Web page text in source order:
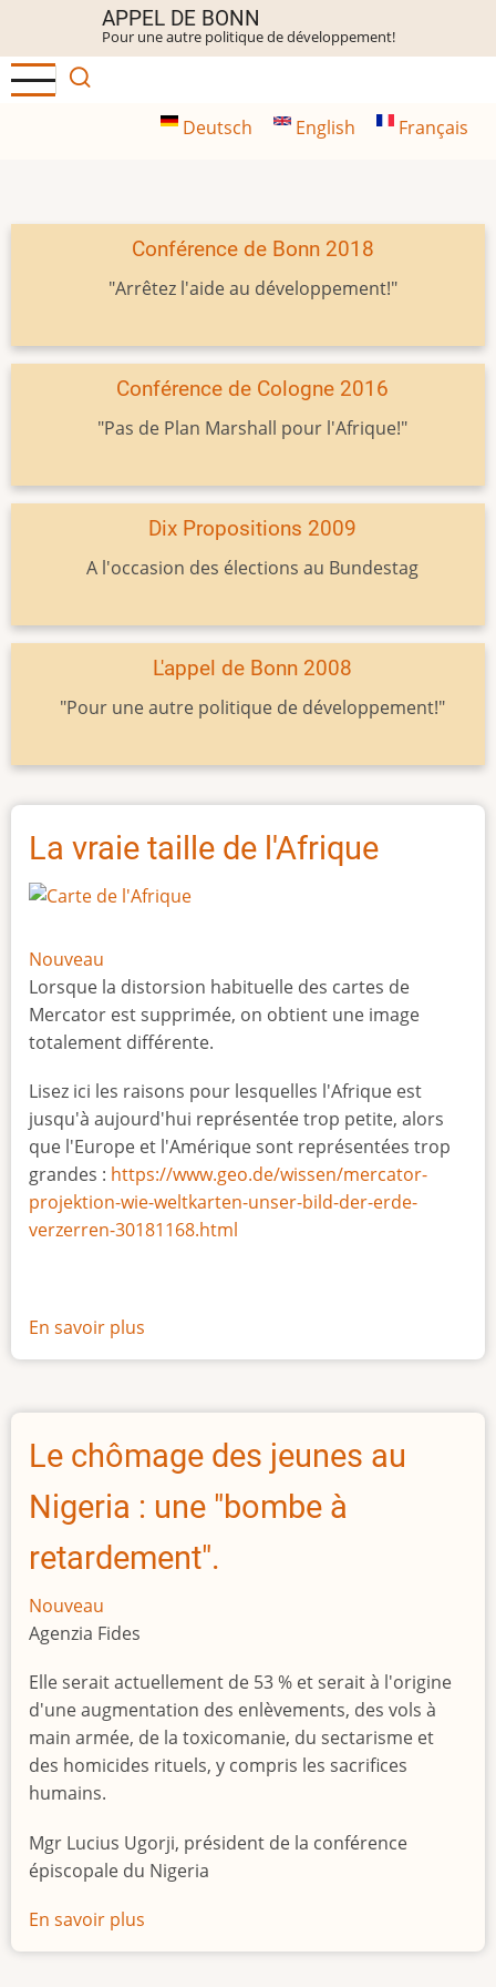
contenu
principal
APPEL DE BONN
Pour une autre politique de développement!
Deutsch English Français
Conférence de Bonn 2018
"Arrêtez l'aide au développement!"
Conférence de Cologne 2016
"Pas de Plan Marshall pour l'Afrique!"
Dix Propositions 2009
A l'occasion des élections au Bundestag
L'appel de Bonn 2008
"Pour une autre politique de développement!"
La vraie taille de l'Afrique
Nouveau
Lorsque la distorsion habituelle des cartes de
Mercator est supprimée, on obtient une image
totalement différente.
Lisez ici les raisons pour lesquelles l'Afrique est
jusqu'à aujourd'hui représentée trop petite, alors
que l'Europe et l'Amérique sont représentées trop
grandes : https://www.geo.de/wissen/mercator-
projektion-wie-weltkarten-unser-bild-der-erde-
verzerren-30181168.html
En savoir plus
La
taille
l'Afrique
Le chômage des jeunes au
Nigeria : une "bombe à
retardement".
Nouveau
Agenzia Fides
Elle serait actuellement de 53 % et serait à l'origine
d'une augmentation des enlèvements, des vols à
main armée, de la toxicomanie, du sectarisme et
des homicides rituels, y compris les sacrifices
humains.
Mgr Lucius Ugorji, président de la conférence
épiscopale du Nigeria
En savoir plus
Le